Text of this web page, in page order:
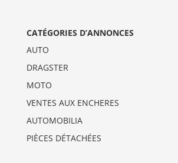
CATÉGORIES D’ANNONCES
AUTO
DRAGSTER
MOTO
VENTES AUX ENCHERES
AUTOMOBILIA
PIÈCES DÉTACHÉES